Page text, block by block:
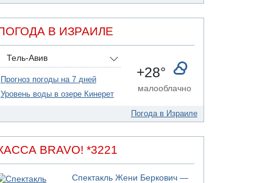
подозреваемого в коррупционных
с Йоавом Элиаси
07.08.2026 17:51
БАГАЦ отказался заморозить лишение
налоговых льгот для уклонистов-харедим
07.08.2026 17:48
В Иерусалиме водитель врезался в забор и
07.08.2026 13:47
армия сообщила о ранении
В ИЗРАИЛЕ
Тель-Авив
Прогноз погоды на 7 дней
Уровень воды в озере Кинерет
+28°
малооблачно
Погода в Израиле
BRAVO! *3221
Спектакль Жени Беркович —